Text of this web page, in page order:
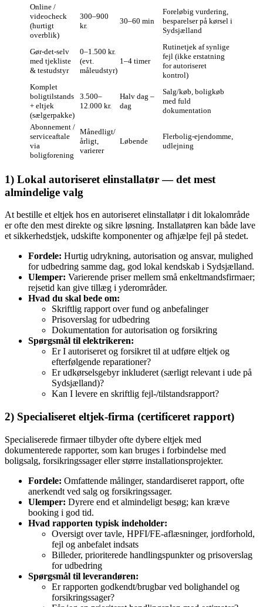
Online /
videocheck
(hurtigt
overblik)
300–900
kr.
30–60 min
Foreløbig vurdering,
besparelser på kørsel i
Sydsjælland
Gør‑det‑selv
med tjekliste
& testudstyr
0–1.500 kr.
(evt.
måleudstyr)
1–4 timer
Rutinetjek af synlige
fejl (ikke erstatning
for autoriseret
kontrol)
Komplet
boligtilstands
+ eltjek
(sælgerpakke)
3.500–
12.000 kr.
Halv dag –
dag
Salg/køb, boligkøb
med fuld
dokumentation
Abonnement /
serviceaftale
via
boligforening
Månedligt/
årligt,
varierer
Løbende
Flerbolig‑ejendomme,
udlejning
1) Lokal autoriseret elinstallatør — det mest
almindelige valg
At bestille et eltjek hos en autoriseret elinstallatør i dit lokalområde
er ofte den mest direkte og sikre løsning. Installatøren kan både lave
et sikkerhedstjek, udskifte komponenter og afhjælpe fejl på stedet.
Fordele: Hurtig udrykning, autorisation og ansvar, mulighed
for udbedring samme dag, god lokal kendskab i Sydsjælland.
Ulemper: Varierende priser mellem små enkeltmandsfirmaer;
rejsetid kan give tillæg i yderområder.
Hvad du skal bede om:
Skriftlig rapport over fund og anbefalinger
Prisoverslag for udbedring
Dokumentation for autorisation og forsikring
Spørgsmål til elektrikeren:
Er I autoriseret og forsikret til at udføre eltjek og
efterfølgende reparationer?
Er udkørselsgebyr inkluderet (særligt relevant i ude på
Sydsjælland)?
Kan I levere en skriftlig fejl‑/tilstandsrapport?
2) Specialiseret eltjek‑firma (certificeret rapport)
Specialiserede firmaer tilbyder ofte dybere eltjek med
dokumenterede rapporter, som kan bruges i forbindelse med
boligsalg, forsikringssager eller større installationsprojekter.
Fordele: Omfattende målinger, standardiseret rapport, ofte
anerkendt ved salg og forsikringssager.
Ulemper: Dyrere end et almindeligt besøg; kan kræve
booking i god tid.
Hvad rapporten typisk indeholder:
Oversigt over tavle, HPFI/FE‑aflæsninger, jordforhold,
fejl og anbefalet indsats
Billeder, prioriterede handlingspunkter og prisoverslag
for udbedring
Spørgsmål til leverandøren:
Er rapporten godkendt/brugbar ved bolighandel og
forsikringssager?